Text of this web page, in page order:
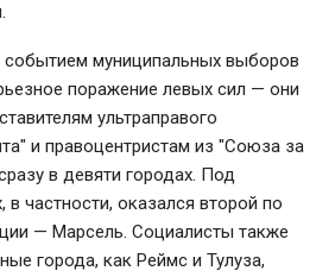
муниципальных выборов
поражение левых сил — они
ультраправого
и правоцентристам из "Союза за
в девяти городах. Под
в частности, оказался второй по
— Марсель. Социалисты также
города, как Реймс и Тулуза,